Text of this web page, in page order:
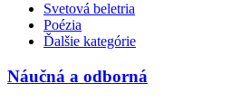
Svetová beletria
Poézia
Ďalšie kategórie
Náučná a odborná